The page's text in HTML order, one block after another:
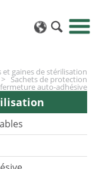
et gaines de stérilisation
Sachets de protection
auto-adhésive